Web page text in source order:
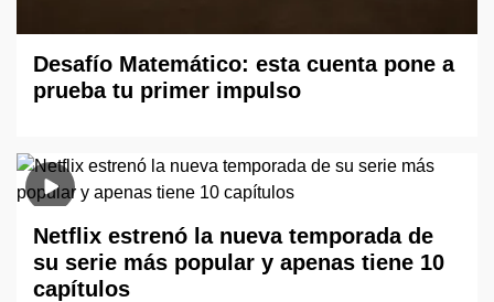
Desafío Matemático: esta cuenta pone a
prueba tu primer impulso
Netflix estrenó la nueva temporada de
su serie más popular y apenas tiene 10
capítulos